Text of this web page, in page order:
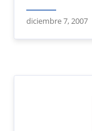
diciembre 7, 2007